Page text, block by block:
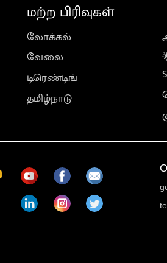
மற்ற பிரிவுகள்
லோக்கல்
வேலை
டிரெண்டிங்
தமிழ்நாடு